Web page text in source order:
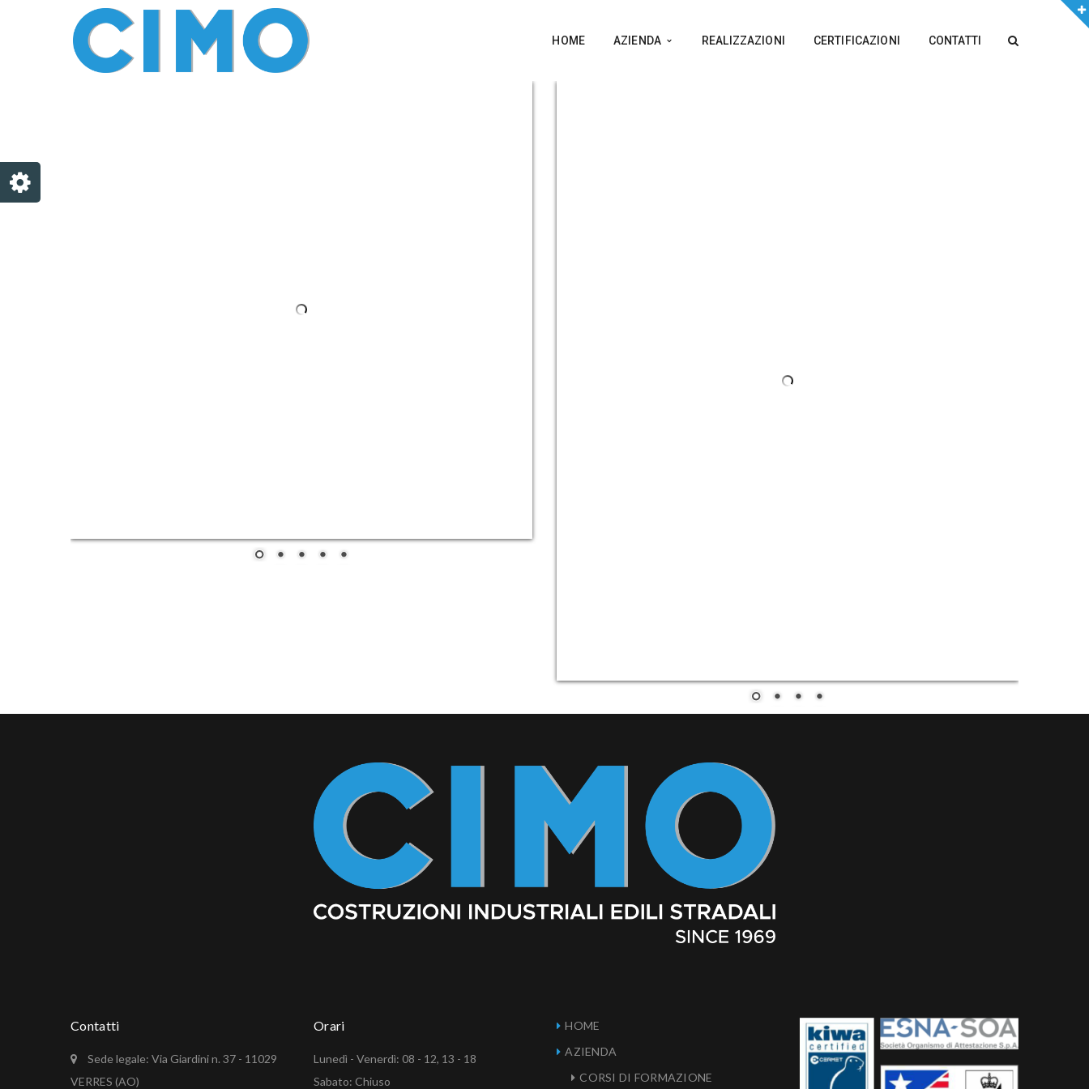
HOME AZIENDA REALIZZAZIONI CERTIFICAZIONI CONTATTI
Contatti
Sede legale: Via Giardini n. 37 - 11029
VERRES (AO)
Orari
Lunedì - Venerdì: 08 - 12, 13 - 18
Sabato: Chiuso
HOME
AZIENDA
CORSI DI FORMAZIONE